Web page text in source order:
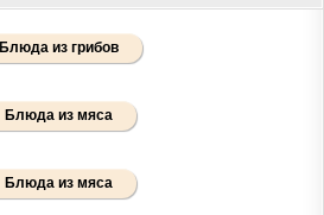
Блюда из грибов
Блюда из мяса
Блюда из мяса